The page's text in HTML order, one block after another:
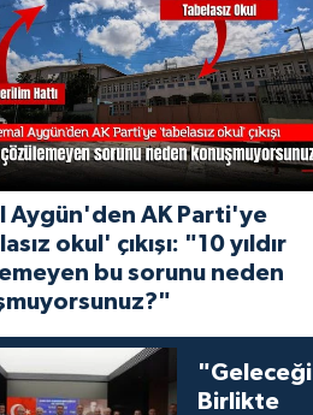
Aygün'den AK Parti'ye
okul' çıkışı: "10 yıldır
bu sorunu neden
"Geleceği
Birlikte